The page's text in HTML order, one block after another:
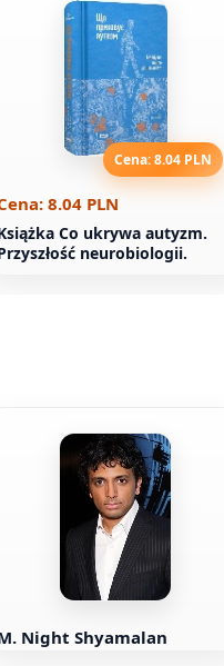
Cena: 8.04 PLN
8.04 PLN
Co ukrywa autyzm.
neurobiologii.
Night Shyamalan